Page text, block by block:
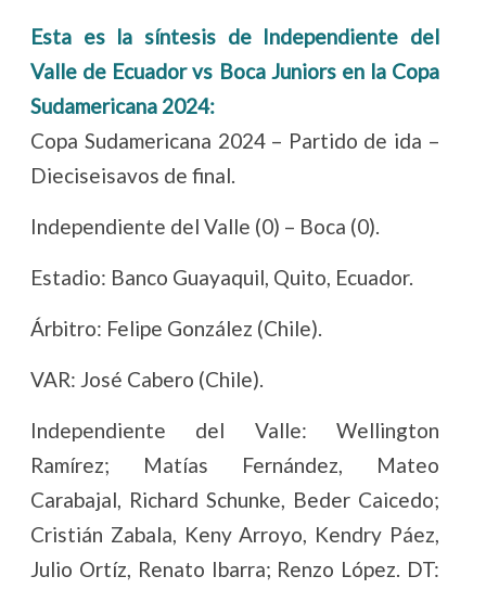
Esta es la síntesis de Independiente del
Valle de Ecuador vs Boca Juniors en la Copa
Sudamericana 2024:
Copa Sudamericana 2024 – Partido de ida –
Dieciseisavos de final.
Independiente del Valle (0) – Boca (0).
Estadio: Banco Guayaquil, Quito, Ecuador.
Árbitro: Felipe González (Chile).
VAR: José Cabero (Chile).
Independiente del Valle: Wellington
Ramírez; Matías Fernández, Mateo
Carabajal, Richard Schunke, Beder Caicedo;
Cristián Zabala, Keny Arroyo, Kendry Páez,
Julio Ortíz, Renato Ibarra; Renzo López. DT: